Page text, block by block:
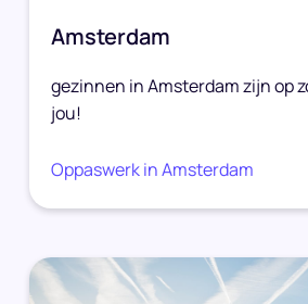
Amsterdam
gezinnen in Amsterdam zijn op
jou!
Oppaswerk in Amsterdam